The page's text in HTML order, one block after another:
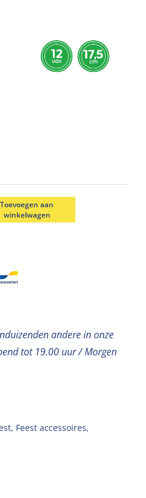
Toevoegen aan
winkelwagen
andere in onze
tot 19.00 uur / Morgen
, Feest accessoires,